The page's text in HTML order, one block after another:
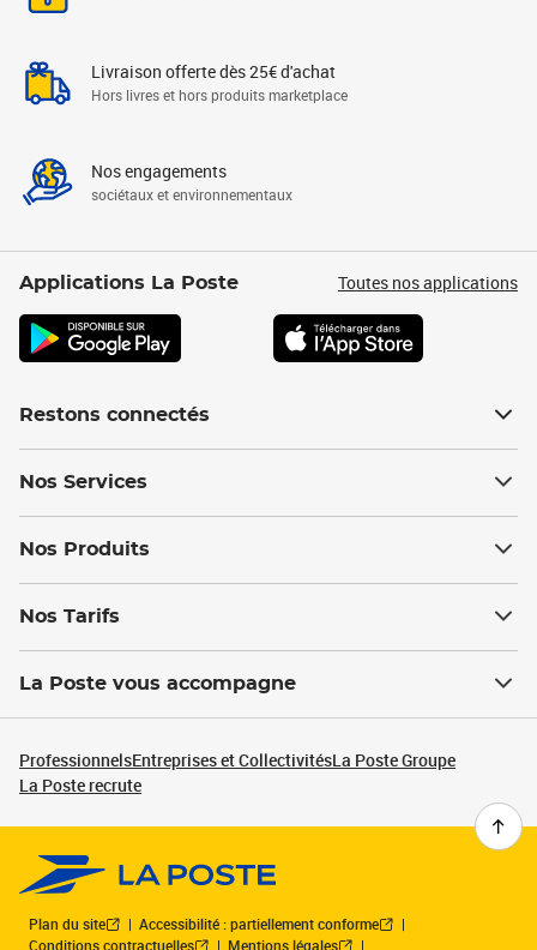
Livraison offerte dès 25€ d'achat
Hors livres et hors produits marketplace
Nos engagements
sociétaux et environnementaux
Applications La Poste Toutes nos applications
Restons connectés
Nos Services
Nos Produits
Nos Tarifs
La Poste vous accompagne
ProfessionnelsEntreprises et CollectivitésLa Poste Groupe
La Poste recrute
Plan du site
Accessibilité : partiellement conforme
Conditions contractuelles
Mentions légales